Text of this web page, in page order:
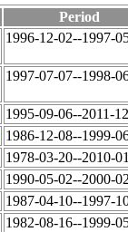
Period
1996-12-02--1997-
1997-07-07--1998-
1995-09-06--2011-
1986-12-08--1999-
1978-03-20--2010-
1990-05-02--2000-
1987-04-10--1997-
1982-08-16--1999-